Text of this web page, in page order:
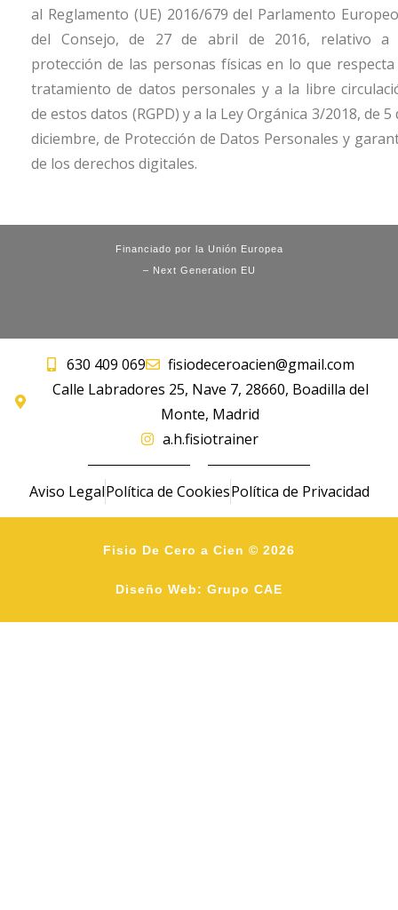
al Reglamento (UE) 2016/679 del Parlamento
del Consejo, de 27 de abril de 2016, relativo a
protección de las personas físicas en lo que
tratamiento de datos personales y a la libre
de estos datos (RGPD) y a la Ley Orgánica 3/2018, de 5
diciembre, de Protección de Datos Personales y
de los derechos digitales.
Financiado por la Unión Europea
– Next Generation EU
630 409 069
fisiodeceroacien@gmail.com
Calle Labradores 25, Nave 7, 28660, Boadilla del
Monte, Madrid
a.h.fisiotrainer
Aviso LegalPolítica de CookiesPolítica de Privacidad
Fisio De Cero a Cien © 2026
Diseño Web: Grupo CAE